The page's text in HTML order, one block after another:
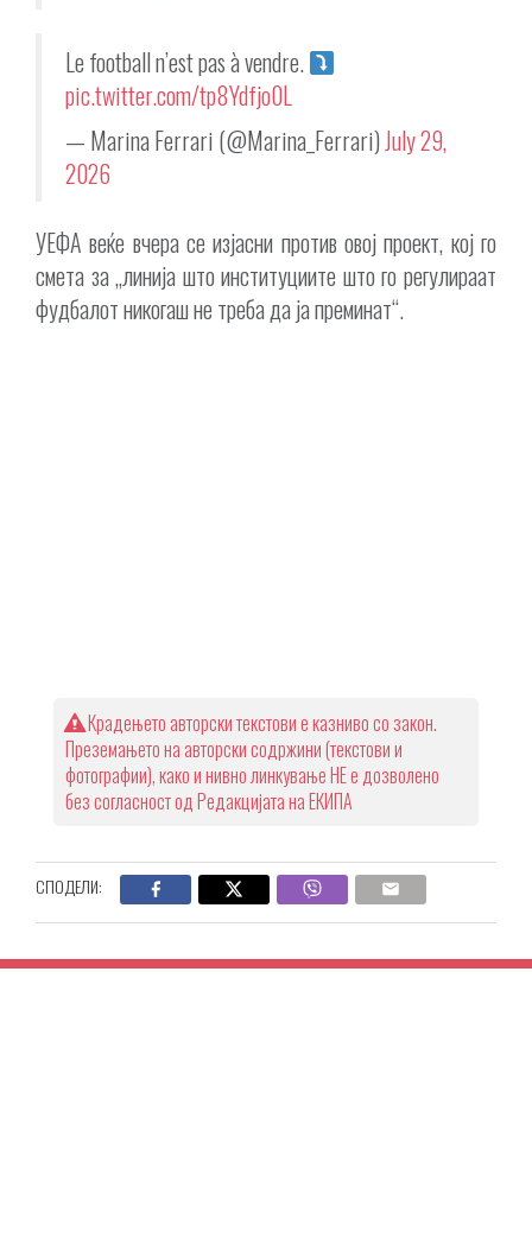
Le football n’est pas à vendre.
pic.twitter.com/tp8Ydfjo0L
— Marina Ferrari (@Marina_Ferrari) July 29,
2026
УЕФА веќе вчера се изјасни против овој проект, кој го
смета за „линија што институциите што го регулираат
фудбалот никогаш не треба да ја преминат“.
Крадењето авторски текстови е казниво со закон.
Преземањето на авторски содржини (текстови и
фотографии), како и нивно линкување НЕ е дозволено
без согласност од Редакцијата на ЕКИПА
СПОДЕЛИ: